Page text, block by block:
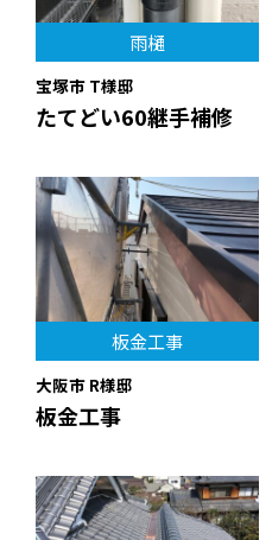
雨樋
たてどい60継手補修
宝塚市 T様邸
板金工事
板金工事
大阪市 R様邸